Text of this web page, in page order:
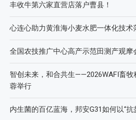
丰收牛第六家直营店落户曹县！
心连心助力黄淮海小麦水肥一体化技术
全国农技推广中心高产示范田测产观摩
智创未来，和合共生——2026WAFI畜牧
蓉举行
内生菌的百亿蓝海，邦安G31如何以“抗